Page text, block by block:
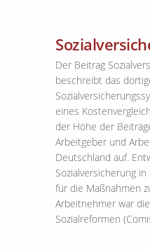
Der Beitrag
beschreibt das
eines
der Höhe der
Arbeitgeber und
Deutschland auf.
Sozialversicherung
für die Maßnahmen
Arbeitnehmer war
Sozialreformen